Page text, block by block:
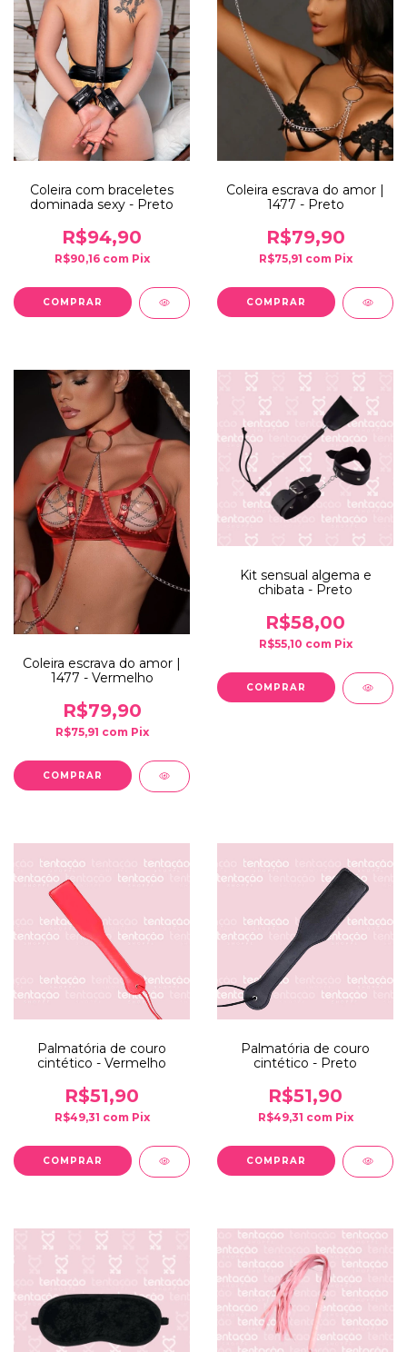
Coleira com braceletes
dominada sexy - Preto
R$94,90
R$90,16 com Pix
Coleira escrava do amor |
1477 - Preto
R$79,90
R$75,91 com Pix
Coleira escrava do amor |
1477 - Vermelho
R$79,90
R$75,91 com Pix
Kit sensual algema e
chibata - Preto
R$58,00
R$55,10 com Pix
Palmatória de couro
cintético - Vermelho
R$51,90
R$49,31 com Pix
Palmatória de couro
cintético - Preto
R$51,90
R$49,31 com Pix